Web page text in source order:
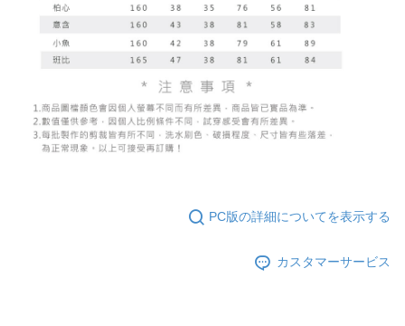
PC版の詳細についてを表示する
カスタマーサービス